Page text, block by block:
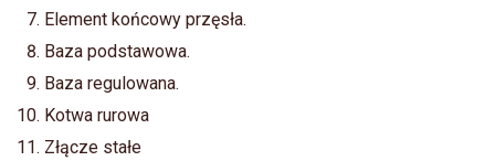
Element końcowy przęsła.
Baza podstawowa.
Baza regulowana.
Kotwa rurowa
Złącze stałe